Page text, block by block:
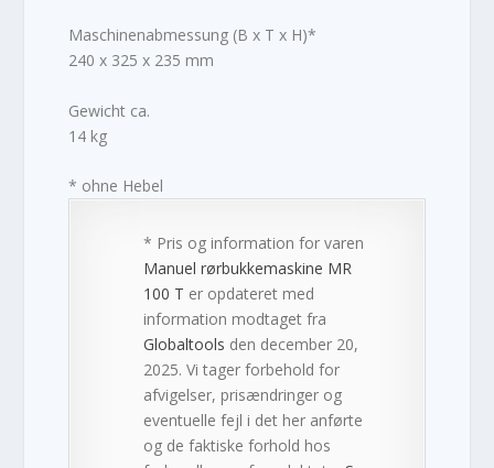
Maschinenabmessung (B x T x H)*
240 x 325 x 235 mm
Gewicht ca.
14 kg
* ohne Hebel
* Pris og information for varen
Manuel rørbukkemaskine MR
100 T er opdateret med
information modtaget fra
Globaltools den december 20,
2025. Vi tager forbehold for
afvigelser, prisændringer og
eventuelle fejl i det her anførte
og de faktiske forhold hos